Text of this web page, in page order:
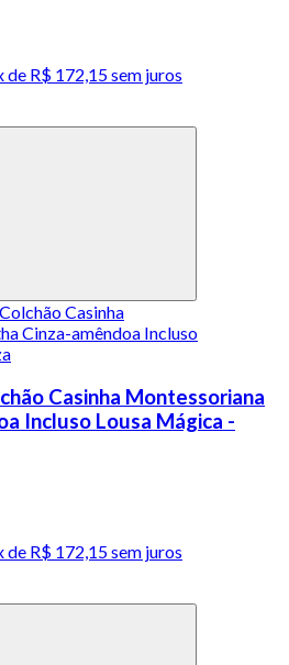
de R$ 172,15 sem juros
Casinha Montessoriana
Incluso Lousa Mágica -
de R$ 172,15 sem juros